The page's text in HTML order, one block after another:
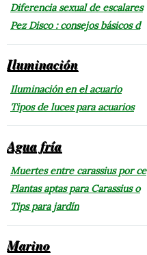
Diferencia sexual de escalares
Pez Disco : consejos básicos d
Iluminación
Iluminación en el acuario
Tipos de luces para acuarios
Agua fría
Muertes entre carassius por ce
Plantas aptas para Carassius o
Tips para jardín
Marino